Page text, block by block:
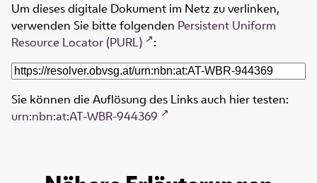
Um dieses digitale Dokument im Netz zu verlinken,
verwenden Sie bitte folgenden Persistent Uniform
Resource Locator (PURL)
:
Sie können die Auflösung des Links auch hier testen:
urn:nbn:at:AT-WBR-944369